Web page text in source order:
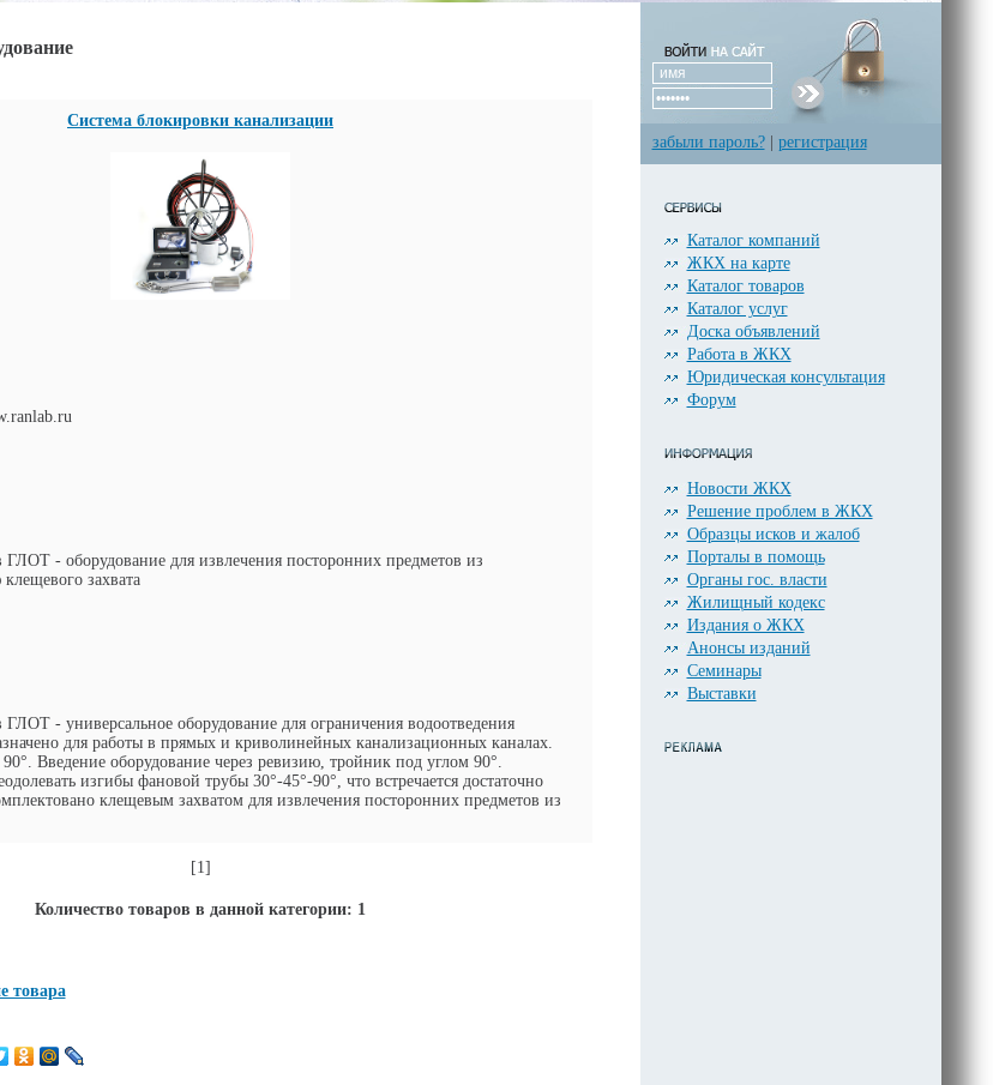
Система блокировки канализации
- оборудование для извлечения посторонних предметов из
захвата
- универсальное оборудование для ограничения водоотведения
для работы в прямых и криволинейных канализационных каналах.
90°. Введение оборудование через ревизию, тройник под углом 90°.
изгибы фановой трубы 30°-45°-90°, что встречается достаточно
клещевым захватом для извлечения посторонних предметов из
[1]
Количество товаров в данной категории: 1
товара
забыли пароль?| регистрация
Каталог компаний
ЖКХ на карте
Каталог товаров
Каталог услуг
Доска объявлений
Работа в ЖКХ
Юридическая консультация
Форум
Новости ЖКХ
Решение проблем в ЖКХ
Образцы исков и жалоб
Порталы в помощь
Органы гос. власти
Жилищный кодекс
Издания о ЖКХ
Анонсы изданий
Семинары
Выставки